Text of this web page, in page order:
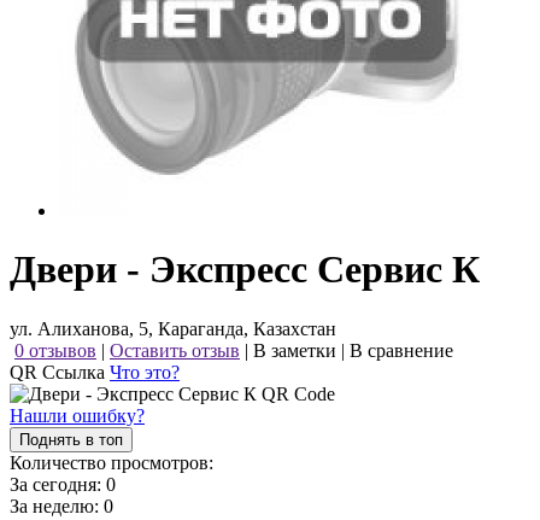
Двери - Экспресс Сервис К
ул. Алиханова, 5, Караганда, Казахстан
0 отзывов | Оставить отзыв | В заметки | В сравнение
QR Ссылка Что это?
Нашли ошибку?
Поднять в топ
Количество просмотров:
За сегодня: 0
За неделю: 0